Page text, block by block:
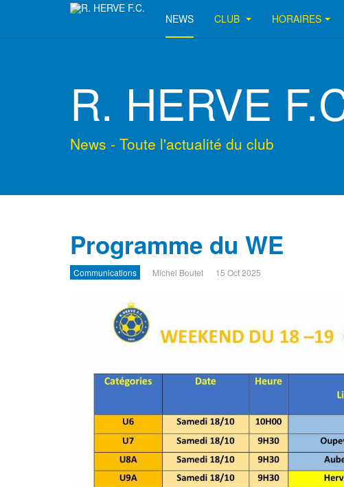
NEWS CLUB HORAIRES
R. HERVE
News - Toute l'actualité du club
Programme du WE
Communications Michel Boutet 15 Oct 2025